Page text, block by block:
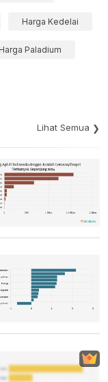
Harga Kedelai
Harga Paladium
Lihat Semua